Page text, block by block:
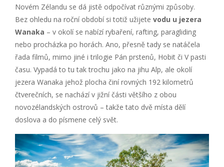
Novém Zélandu se dá jistě odpočívat různými způsoby.
Bez ohledu na roční období si totiž užijete vodu u jezera
Wanaka – v okolí se nabízí rybaření, rafting, paragliding
nebo procházka po horách. Ano, přesně tady se natáčela
řada filmů, mimo jiné i trilogie Pán prstenů, Hobit či V pasti
času. Vypadá to tu tak trochu jako na jihu Alp, ale okolí
jezera Wanaka jehož plocha činí rovných 192 kilometrů
čtverečních, se nachází v jižní části většího z obou
novozélandských ostrovů – takže tato dvě místa dělí
doslova a do písmene celý svět.